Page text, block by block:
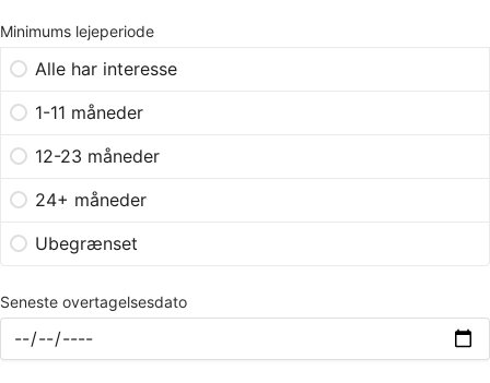
Minimums lejeperiode
Alle har interesse
1-11 måneder
12-23 måneder
24+ måneder
Ubegrænset
Seneste overtagelsesdato